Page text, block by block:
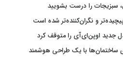
سبزیجات را درست بشویید
و نگران‌کننده‌تر شده است
جدید اوپن‌ای‌آی را متوقف کرد